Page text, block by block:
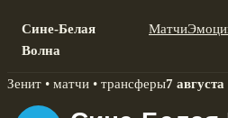
Сине-Белая
Волна
Матчи
Skip
Зенит • матчи • трансферы7 августа